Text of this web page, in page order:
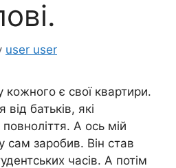
user user
кожного є свої квартири.
батьків, які
А ось мій
сам заробив. Він став
часів. А потім